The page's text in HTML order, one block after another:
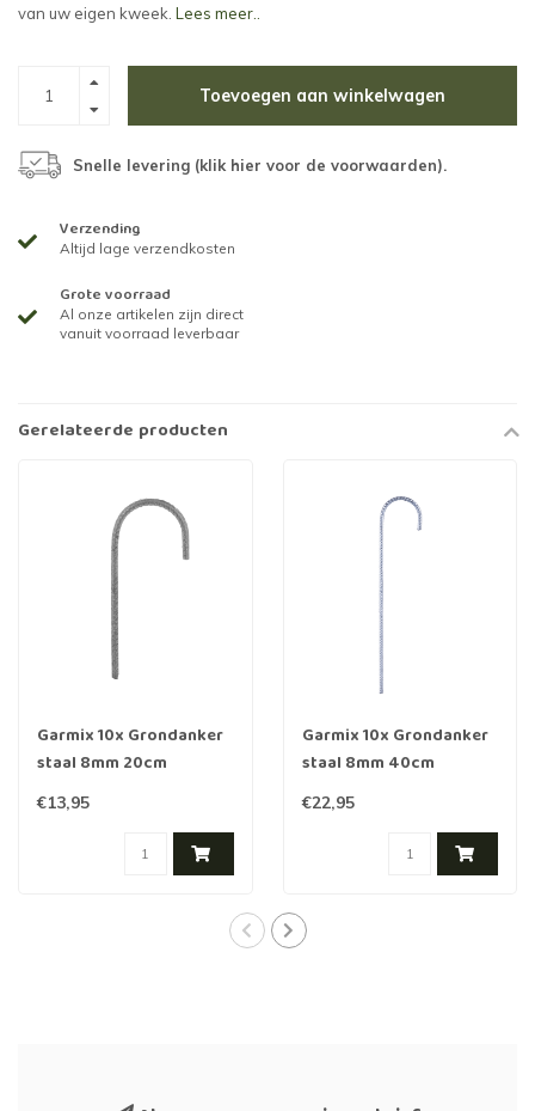
van uw eigen kweek. Lees meer..
Toevoegen aan winkelwagen
Snelle levering (klik hier voor de voorwaarden).
Verzending
Altijd lage verzendkosten
Grote voorraad
Al onze artikelen zijn direct
vanuit voorraad leverbaar
Gerelateerde producten
Garmix 10x Grondanker
staal 8mm 20cm
€13,95
Garmix 10x Grondanker
staal 8mm 40cm
Verzinkt
€22,95